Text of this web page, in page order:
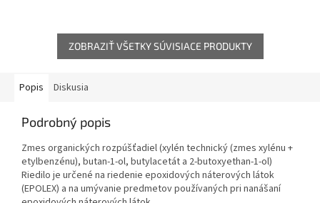
ZOBRAZIŤ VŠETKY SÚVISIACE PRODUKTY
Popis Diskusia
Podrobný popis
Zmes organických rozpúšťadiel (xylén technický (zmes xylénu +
etylbenzénu), butan-1-ol, butylacetát a 2-butoxyethan-1-ol)
Riedilo je určené na riedenie epoxidových náterových látok
(EPOLEX) a na umývanie predmetov používaných pri nanášaní